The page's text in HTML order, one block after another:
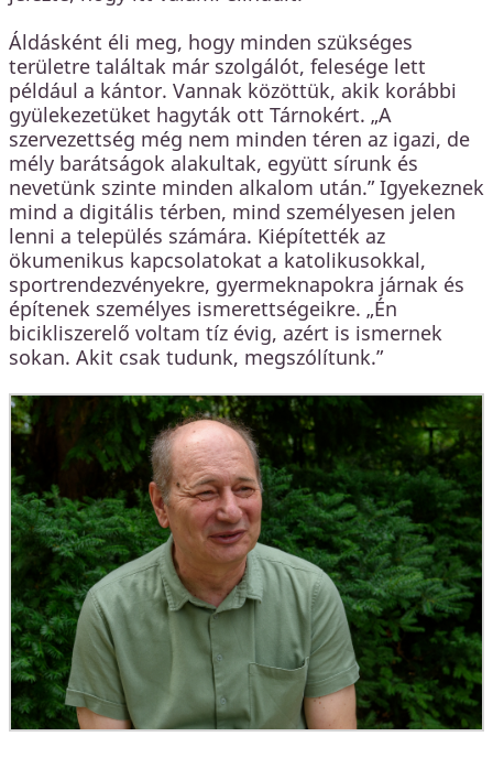
Áldásként éli meg, hogy minden szükséges
területre találtak már szolgálót, felesége lett
például a kántor. Vannak közöttük, akik korábbi
gyülekezetüket hagyták ott Tárnokért. „A
szervezettség még nem minden téren az igazi, de
mély barátságok alakultak, együtt sírunk és
nevetünk szinte minden alkalom után.” Igyekeznek
mind a digitális térben, mind személyesen jelen
lenni a település számára. Kiépítették az
ökumenikus kapcsolatokat a katolikusokkal,
sportrendezvényekre, gyermeknapokra járnak és
építenek személyes ismerettségeikre. „Én
bicikliszerelő voltam tíz évig, azért is ismernek
sokan. Akit csak tudunk, megszólítunk.”